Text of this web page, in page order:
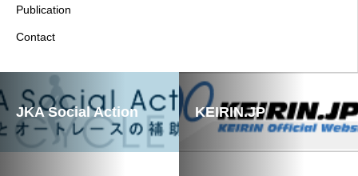
Publication
Contact
JKA Social Action KEIRIN.JP